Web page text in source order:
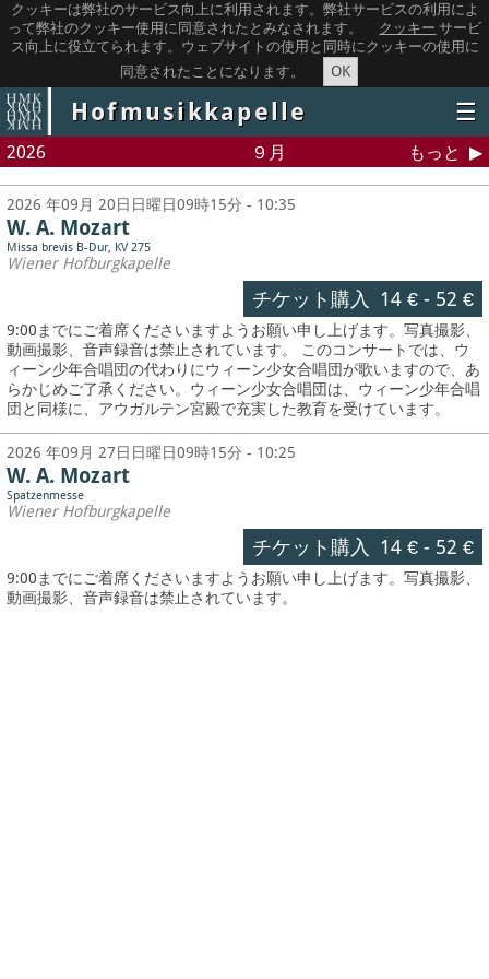
クッキーは弊社のサービス向上に利用されます。弊社サービスの利用によ
って弊社のクッキー使用に同意されたとみなされます。
クッキー サービ
ス向上に役立てられます。ウェブサイトの使用と同時にクッキーの使用に
同意されたことになります。
OK
Hofmusikkapelle ☰
2026 ９月 もっと
2026 年09月 20日日曜日09時15分 - 10:35
W. A. Mozart
Missa brevis B-Dur, KV 275
Wiener Hofburgkapelle
チケット購入 14 €- 52 €
9:00までにご着席くださいますようお願い申し上げます。写真撮影、
動画撮影、音声録音は禁止されています。 このコンサートでは、ウ
ィーン少年合唱団の代わりにウィーン少女合唱団が歌いますので、あ
らかじめご了承ください。ウィーン少女合唱団は、ウィーン少年合唱
団と同様に、アウガルテン宮殿で充実した教育を受けています。
2026 年09月 27日日曜日09時15分 - 10:25
W. A. Mozart
Spatzenmesse
Wiener Hofburgkapelle
チケット購入 14 €- 52 €
9:00までにご着席くださいますようお願い申し上げます。写真撮影、
動画撮影、音声録音は禁止されています。